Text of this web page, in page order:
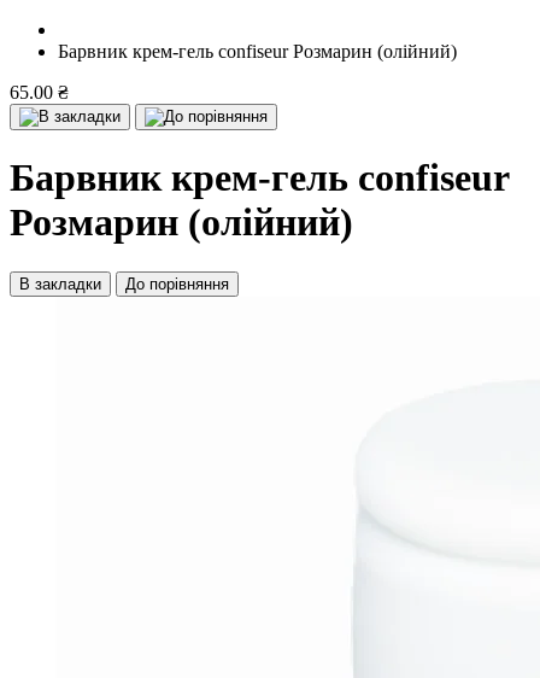
Барвник крем-гель confiseur Розмарин (олійний)
65.00 ₴
Барвник крем-гель confiseur
Розмарин (олійний)
В закладки До порівняння